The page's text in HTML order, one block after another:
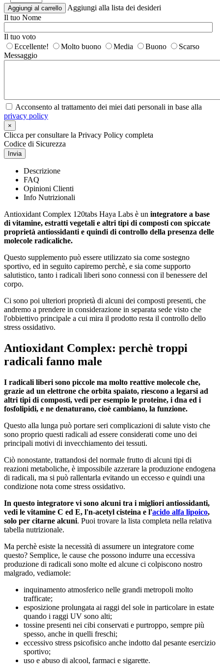
Aggiungi al carrello
Aggiungi alla lista dei desideri
Il tuo Nome
Il tuo voto
Eccellente!
Molto buono Media Buono
Scarso
Messaggio
Acconsento al trattamento dei miei dati personali in base alla
privacy policy
×
Clicca per consultare la Privacy Policy completa
Codice di Sicurezza
Invia
Descrizione
FAQ
Opinioni Clienti
Info Nutrizionali
Antioxidant Complex 120tabs Haya Labs è un integratore a base
di vitamine, estratti vegetali e altri tipi di composti con spiccate
proprietà antiossidanti e quindi di controllo della presenza delle
molecole radicaliche.
Questo supplemento può essere utilizzato sia come sostegno
sportivo, ed in seguito capiremo perchè, e sia come supporto
salutistico, tanto i radicali liberi sono connessi con il benessere del
corpo.
Ci sono poi ulteriori proprietà di alcuni dei composti presenti, che
andremo a prendere in considerazione in separata sede visto che
l'obbiettivo principale a cui mira il prodotto resta il controllo dello
stress ossidativo.
Antioxidant Complex: perchè troppi
radicali fanno male
I radicali liberi sono piccole ma molto reattive molecole che,
grazie ad un elettrone che orbita spaiato, riescono a legarsi ad
altri tipi di composti, vedi per esempio le proteine, i dna ed i
fosfolipidi, e ne denaturano, cioè cambiano, la funzione.
Questo alla lunga può portare seri complicazioni di salute visto che
sono proprio questi radicali ad essere considerati come uno dei
principali motivi di invecchiamento dei tessuti.
Ciò nonostante, trattandosi del normale frutto di alcuni tipi di
reazioni metaboliche, è impossibile azzerare la produzione endogena
di radicali, ma si può rallentarla evitando un eccesso e quindi una
condizione nota come stress ossidativo.
In questo integratore vi sono alcuni tra i migliori antiossidanti,
vedi le vitamine C ed E, l'n-acetyl cisteina e l'acido alfa lipoico,
solo per citarne alcuni. Puoi trovare la lista completa nella relativa
tabella nutrizionale.
Ma perchè esiste la necessità di assumere un integratore come
questo? Semplice, le cause che possono indurre una eccessiva
produzione di radicali sono molte ed alcune ci colpiscono nostro
malgrado, vediamole:
inquinamento atmosferico nelle grandi metropoli molto
trafficate;
esposizione prolungata ai raggi del sole in particolare in estate
quando i raggi UV sono alti;
tossine presenti nei cibi conservati e purtroppo, sempre più
spesso, anche in quelli freschi;
eccessivo stress psicofisico anche indotto dal pesante esercizio
sportivo;
uso e abuso di alcool, farmaci e sigarette.